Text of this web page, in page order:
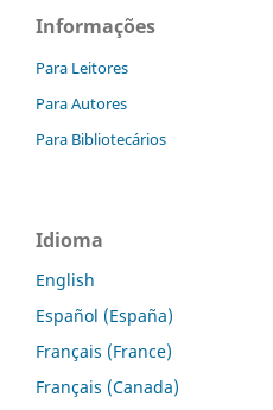
Informações
Para Leitores
Para Autores
Para Bibliotecários
Idioma
English
Español (España)
Français (France)
Français (Canada)